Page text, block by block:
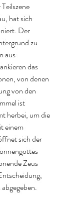
hat sich
Der
zu
aus
das
von denen
von den
ist
herbei, um die
einem
sich der
Zeus